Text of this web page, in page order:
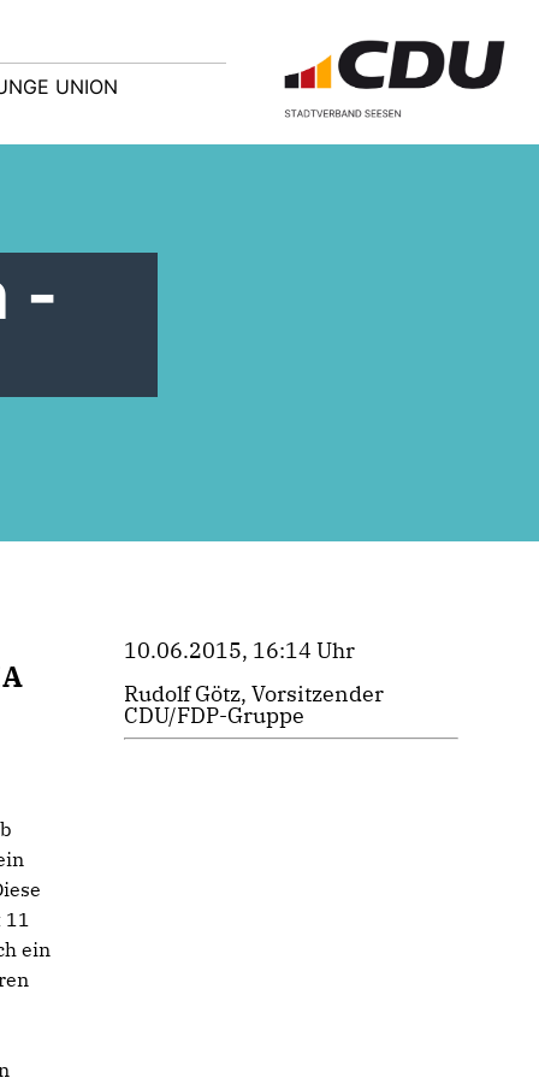
UNION
-
11
ein
10.06.2015, 16:14 Uhr
Rudolf Götz, Vorsitzender
CDU/FDP-Gruppe